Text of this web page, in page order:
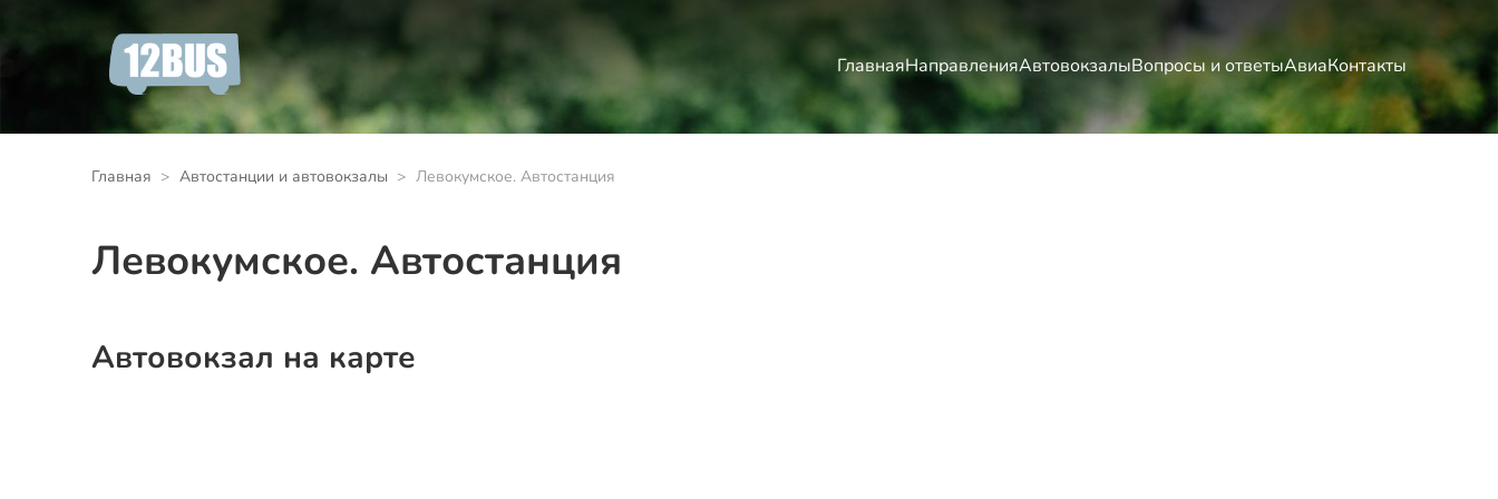
ГлавнаяНаправленияАвтовокзалыВопросы и ответыАвиаКонтакты
Главная Автостанции и автовокзалы Левокумское. Автостанция
Левокумское. Автостанция
Автовокзал на карте